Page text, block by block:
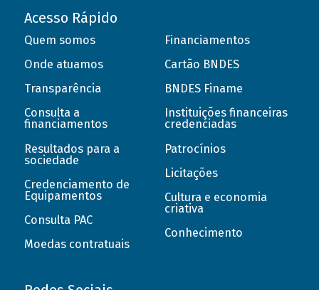
Acesso Rápido
Quem somos
Onde atuamos
Transparência
Consulta a
financiamentos
Resultados para a
sociedade
Credenciamento de
Equipamentos
Consulta PAC
Moedas contratuais
Financiamentos
Cartão BNDES
BNDES Finame
Instituições financeiras
credenciadas
Patrocínios
Licitações
Cultura e economia
criativa
Conhecimento